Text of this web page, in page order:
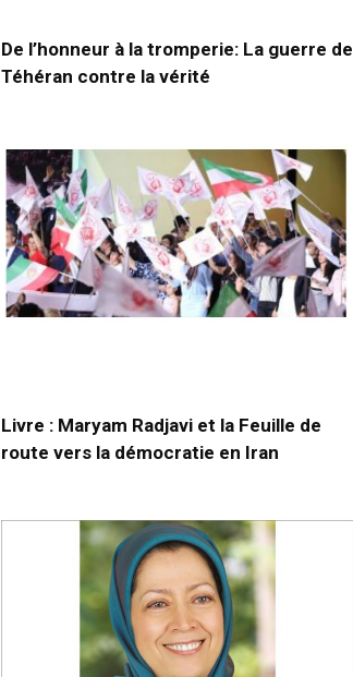
De l’honneur à la tromperie: La guerre de
Téhéran contre la vérité
Livre : Maryam Radjavi et la Feuille de
route vers la démocratie en Iran